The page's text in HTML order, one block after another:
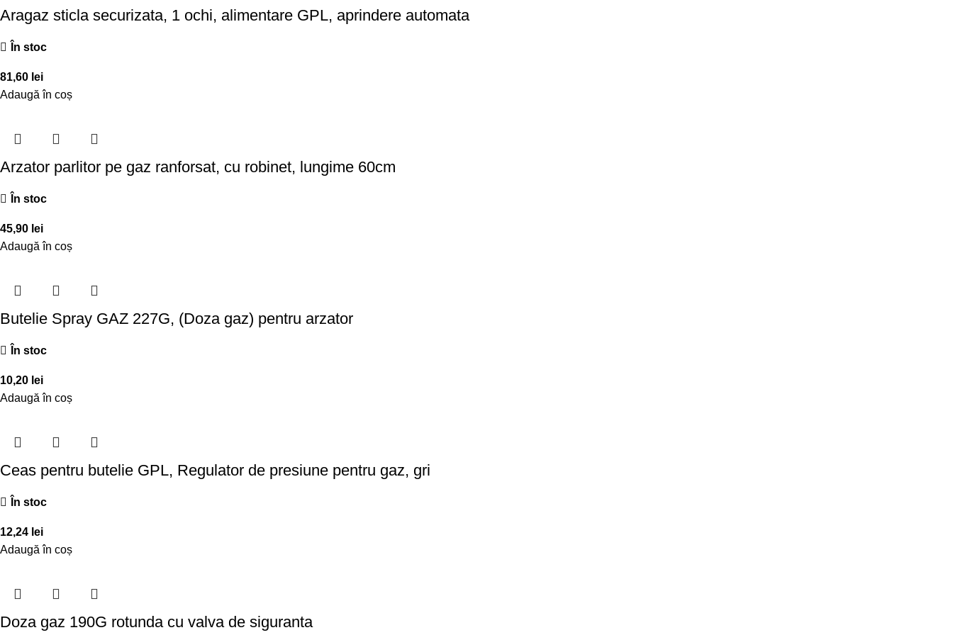
Aragaz sticla securizata, 1 ochi, alimentare GPL, aprindere automata
În stoc
81,60 lei
Adaugă în coș
Arzator parlitor pe gaz ranforsat, cu robinet, lungime 60cm
În stoc
45,90 lei
Adaugă în coș
Butelie Spray GAZ 227G, (Doza gaz) pentru arzator
În stoc
10,20 lei
Adaugă în coș
Ceas pentru butelie GPL, Regulator de presiune pentru gaz, gri
În stoc
12,24 lei
Adaugă în coș
Doza gaz 190G rotunda cu valva de siguranta